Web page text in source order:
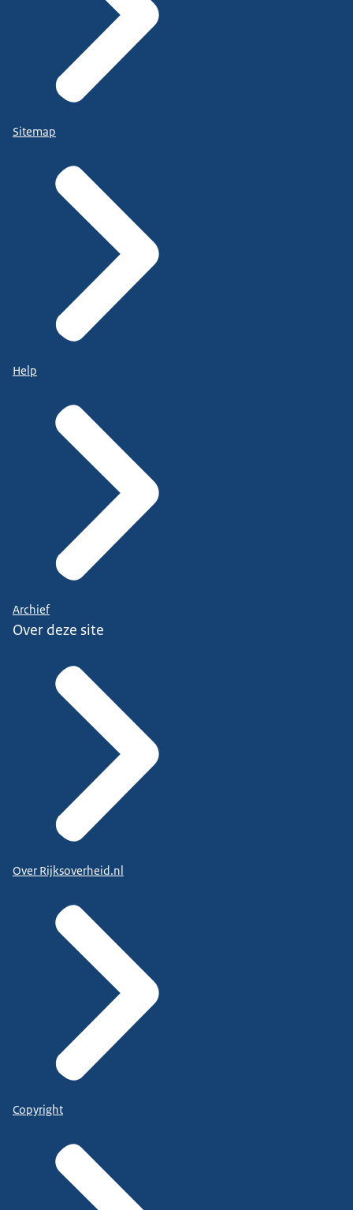
Sitemap
Help
Archief
Over deze site
Over Rijksoverheid.nl
Copyright